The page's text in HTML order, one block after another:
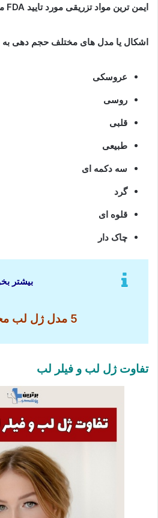
ایمن ترین مواد تزریقی مورد تایید FDA می باشد.
اشکال یا مدل های مختلف حجم دهی به
عروسکی
روسی
قلبی
طبیعی
سه دکمه ای
گرد
قلوه ای
چاک دار
بیشتر
5 مدل ژل لب محبوب دختران
تفاوت ژل لب و فیلر لب